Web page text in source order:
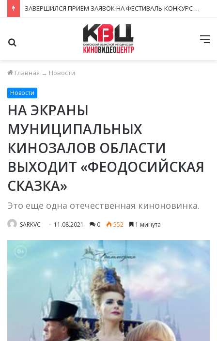
ЗАВЕРШИЛСЯ ПРИЁМ ЗАЯВОК НА ФЕСТИВАЛЬ-КОНКУРС «КИНОВЕРТИКАЛЬ 2026»
Главная → Новости
Новости
НА ЭКРАНЫ
МУНИЦИПАЛЬНЫХ
КИНОЗАЛОВ ОБЛАСТИ
ВЫХОДИТ «ФЕОДОСИЙСКАЯ
СКАЗКА»
Это еще одна отечественная киноновинка.
SARKVC 11.08.2021 0 552 1 минута